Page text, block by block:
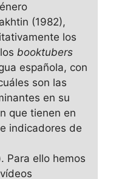
(1982),
los
booktubers
española, con
son las
en su
que tienen en
indicadores de
Para ello hemos